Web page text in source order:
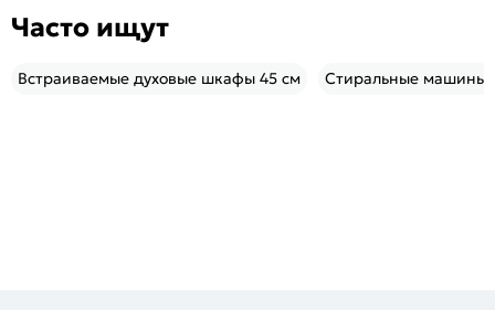
Часто ищут
Встраиваемые духовые шкафы 45 см Стиральные машины